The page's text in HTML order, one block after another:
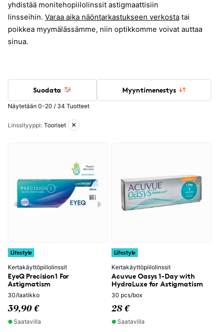
yhdistää monitehopiilolinssit astigmaattisiin
linsseihin. Varaa aika näöntarkastukseen verkosta tai
poikkea myymälässämme, niin optikkomme voivat auttaa
sinua.
Suodata Myyntimenestys
Näytetään 0-20 / 34 Tuotteet
Aktiiviset suodattimet
Linssityyppi: Tooriset
Lifestyle
Kertakäyttöpiilolinssit
EyeQ Precision1 For
Astigmatism
30/laatikko
39,90 €
Saatavilla
Lifestyle
Kertakäyttöpiilolinssit
Acuvue Oasys 1-Day with
HydraLuxe for Astigmatism
30 pcs/box
28 €
Saatavilla